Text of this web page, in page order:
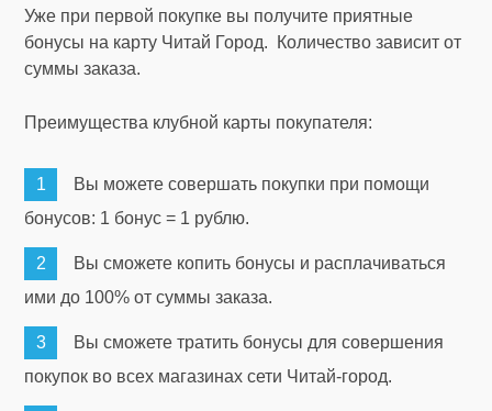
Уже при первой покупке вы получите приятные
бонусы на карту Читай Город. Количество зависит от
суммы заказа.
Преимущества клубной карты покупателя:
Вы можете совершать покупки при помощи
бонусов: 1 бонус = 1 рублю.
Вы сможете копить бонусы и расплачиваться
ими до 100% от суммы заказа.
Вы сможете тратить бонусы для совершения
покупок во всех магазинах сети Читай-город.